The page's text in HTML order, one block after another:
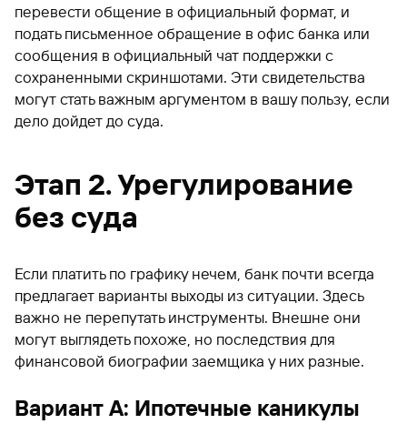
перевести общение в официальный формат, и
подать письменное обращение в офис банка или
сообщения в официальный чат поддержки с
сохраненными скриншотами. Эти свидетельства
могут стать важным аргументом в вашу пользу, если
дело дойдет до суда.
Этап 2. Урегулирование
без суда
Если платить по графику нечем, банк почти всегда
предлагает варианты выходы из ситуации. Здесь
важно не перепутать инструменты. Внешне они
могут выглядеть похоже, но последствия для
финансовой биографии заемщика у них разные.
Вариант А: Ипотечные каникулы